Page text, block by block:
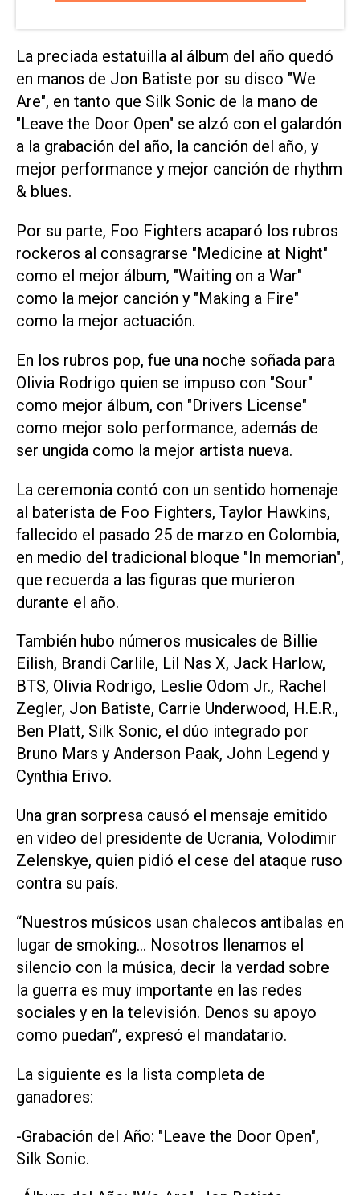
La preciada estatuilla al álbum del año quedó
en manos de Jon Batiste por su disco "We
Are", en tanto que Silk Sonic de la mano de
"Leave the Door Open" se alzó con el galardón
a la grabación del año, la canción del año, y
mejor performance y mejor canción de rhythm
& blues.
Por su parte, Foo Fighters acaparó los rubros
rockeros al consagrarse "Medicine at Night"
como el mejor álbum, "Waiting on a War"
como la mejor canción y "Making a Fire"
como la mejor actuación.
En los rubros pop, fue una noche soñada para
Olivia Rodrigo quien se impuso con "Sour"
como mejor álbum, con "Drivers License"
como mejor solo performance, además de
ser ungida como la mejor artista nueva.
La ceremonia contó con un sentido homenaje
al baterista de Foo Fighters, Taylor Hawkins,
fallecido el pasado 25 de marzo en Colombia,
en medio del tradicional bloque "In memorian",
que recuerda a las figuras que murieron
durante el año.
También hubo números musicales de Billie
Eilish, Brandi Carlile, Lil Nas X, Jack Harlow,
BTS, Olivia Rodrigo, Leslie Odom Jr., Rachel
Zegler, Jon Batiste, Carrie Underwood, H.E.R.,
Ben Platt, Silk Sonic, el dúo integrado por
Bruno Mars y Anderson Paak, John Legend y
Cynthia Erivo.
Una gran sorpresa causó el mensaje emitido
en video del presidente de Ucrania, Volodimir
Zelenskye, quien pidió el cese del ataque ruso
contra su país.
“Nuestros músicos usan chalecos antibalas en
lugar de smoking… Nosotros llenamos el
silencio con la música, decir la verdad sobre
la guerra es muy importante en las redes
sociales y en la televisión. Denos su apoyo
como puedan”, expresó el mandatario.
La siguiente es la lista completa de
ganadores:
-Grabación del Año: "Leave the Door Open",
Silk Sonic.